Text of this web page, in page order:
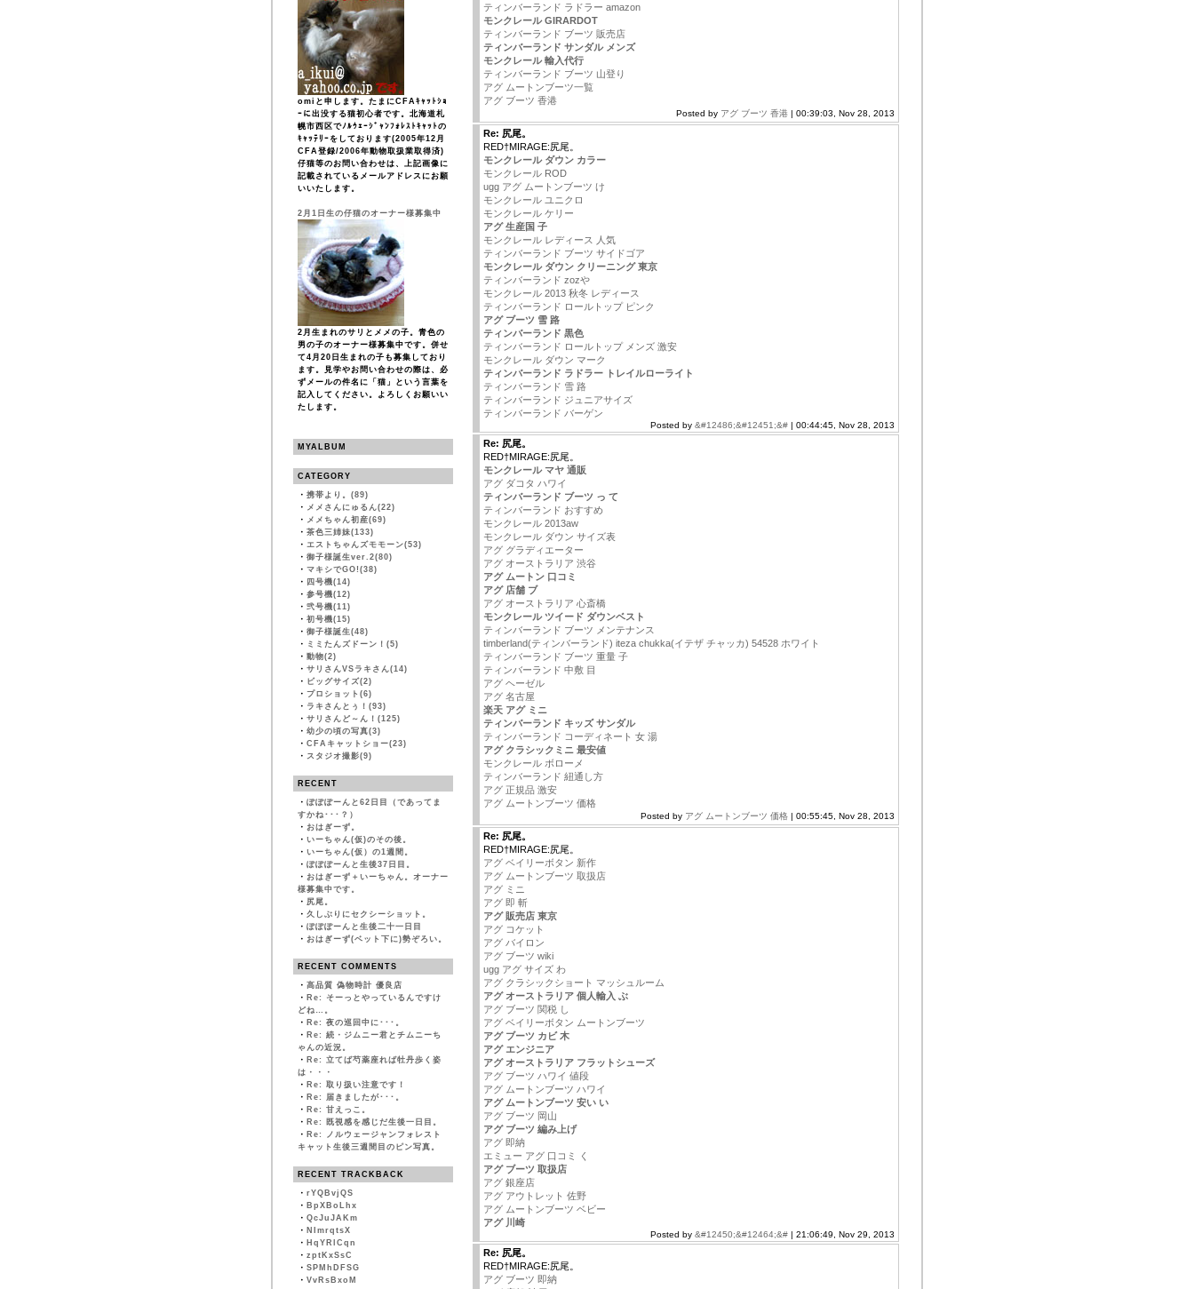
omiと申します。たまにCFAｷｬｯﾄｼｮ
ｰに出没する猫初心者です。北海道札
幌市西区でﾉﾙｳｪｰｼﾞｬﾝﾌｫﾚｽﾄｷｬｯﾄの
ｷｬｯﾃﾘｰをしております(2005年12月
CFA登録/2006年動物取扱業取得済)
仔猫等のお問い合わせは、上記画像に
記載されているメールアドレスにお願
いいたします。
2月1日生の仔猫のオーナー様募集中
2月生まれのサリとメメの子。青色の
男の子のオーナー様募集中です。併せ
て4月20日生まれの子も募集しており
ます。見学やお問い合わせの際は、必
ずメールの件名に「猫」という言葉を
記入してください。よろしくお願いい
たします。
MYALBUM
CATEGORY
・ 携帯より。(89)
・ メメさんにゅるん(22)
・ メメちゃん初産(69)
・ 茶色三姉妹(133)
・ エストちゃんズモモーン(53)
・ 御子様誕生ver.2(80)
・ マキシでGO!(38)
・ 四号機(14)
・ 参号機(12)
・ 弐号機(11)
・ 初号機(15)
・ 御子様誕生(48)
・ ミミたんズドーン！(5)
・ 動物(2)
・ サリさんVSラキさん(14)
・ ビッグサイズ(2)
・ プロショット(6)
・ ラキさんとぅ！(93)
・ サリさんど～ん！(125)
・ 幼少の頃の写真(3)
・ CFAキャットショー(23)
・ スタジオ撮影(9)
RECENT
・ ぽぽぽーんと62日目（であってま
すかね･･･？）
・ おはぎーず。
・ いーちゃん(仮)のその後。
・ いーちゃん(仮）の1週間。
・ ぽぽぽーんと生後37日目。
・ おはぎーず＋いーちゃん。オーナー
様募集中です。
・ 尻尾。
・ 久しぶりにセクシーショット。
・ ぽぽぽーんと生後二十一日目
・ おはぎーず(ベット下に)勢ぞろい。
RECENT COMMENTS
・ 高品質 偽物時計 優良店
・ Re: そーっとやっているんですけ
どね…。
・ Re: 夜の巡回中に･･･。
・ Re: 続・ジムニー君とチムニーち
ゃんの近況。
・ Re: 立てば芍薬座れば牡丹歩く姿
は・・・
・ Re: 取り扱い注意です！
・ Re: 届きましたが･･･。
・ Re: 甘えっこ。
・ Re: 既視感を感じだ生後一日目。
・ Re: ノルウェージャンフォレスト
キャット生後三週間目のピン写真。
RECENT TRACKBACK
・ rYQBvjQS
・ BpXBoLhx
・ QcJuJAKm
・ NImrqtsX
・ HqYRlCqn
・ zptKxSsC
・ SPMhDFSG
・ VvRsBxoM
ティンバーランド ラドラー amazon
モンクレール GIRARDOT
ティンバーランド ブーツ 販売店
ティンバーランド サンダル メンズ
モンクレール 輸入代行
ティンバーランド ブーツ 山登り
アグ ムートンブーツ一覧
アグ ブーツ 香港
Posted by アグ ブーツ 香港 | 00:39:03, Nov 28, 2013
Re: 尻尾。
RED†MIRAGE:尻尾。
モンクレール ダウン カラー
モンクレール ROD
ugg アグ ムートンブーツ け
モンクレール ユニクロ
モンクレール ケリー
アグ 生産国 子
モンクレール レディース 人気
ティンバーランド ブーツ サイドゴア
モンクレール ダウン クリーニング 東京
ティンバーランド zozや
モンクレール 2013 秋冬 レディース
ティンバーランド ロールトップ ピンク
アグ ブーツ 雪 路
ティンバーランド 黒色
ティンバーランド ロールトップ メンズ 激安
モンクレール ダウン マーク
ティンバーランド ラドラー トレイルローライト
ティンバーランド 雪 路
ティンバーランド ジュニアサイズ
ティンバーランド バーゲン
Posted by &#12486;&#12451;&# | 00:44:45, Nov 28, 2013
Re: 尻尾。
RED†MIRAGE:尻尾。
モンクレール マヤ 通販
アグ ダコタ ハワイ
ティンバーランド ブーツ っ て
ティンバーランド おすすめ
モンクレール 2013aw
モンクレール ダウン サイズ表
アグ グラディエーター
アグ オーストラリア 渋谷
アグ ムートン 口コミ
アグ 店舗 ブ
アグ オーストラリア 心斎橋
モンクレール ツイード ダウンベスト
ティンバーランド ブーツ メンテナンス
timberland(ティンバーランド) iteza chukka(イテザ チャッカ) 54528 ホワイト
ティンバーランド ブーツ 重量 子
ティンバーランド 中敷 目
アグ ヘーゼル
アグ 名古屋
楽天 アグ ミニ
ティンバーランド キッズ サンダル
ティンバーランド コーディネート 女 湯
アグ クラシックミニ 最安値
モンクレール ボローメ
ティンバーランド 紐通し方
アグ 正規品 激安
アグ ムートンブーツ 価格
Posted by アグ ムートンブーツ 価格 | 00:55:45, Nov 28, 2013
Re: 尻尾。
RED†MIRAGE:尻尾。
アグ ベイリーボタン 新作
アグ ムートンブーツ 取扱店
アグ ミニ
アグ 即 斬
アグ 販売店 東京
アグ コケット
アグ バイロン
アグ ブーツ wiki
ugg アグ サイズ わ
アグ クラシックショート マッシュルーム
アグ オーストラリア 個人輸入 ぶ
アグ ブーツ 関税 し
アグ ベイリーボタン ムートンブーツ
アグ ブーツ カビ 木
アグ エンジニア
アグ オーストラリア フラットシューズ
アグ ブーツ ハワイ 値段
アグ ムートンブーツ ハワイ
アグ ムートンブーツ 安い い
アグ ブーツ 岡山
アグ ブーツ 編み上げ
アグ 即納
エミュー アグ 口コミ く
アグ ブーツ 取扱店
アグ 銀座店
アグ アウトレット 佐野
アグ ムートンブーツ ベビー
アグ 川崎
Posted by &#12450;&#12464;&# | 21:06:49, Nov 29, 2013
Re: 尻尾。
RED†MIRAGE:尻尾。
アグ ブーツ 即納